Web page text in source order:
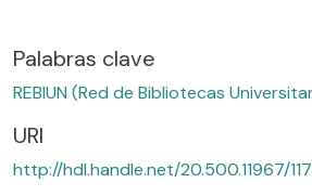
Palabras clave
REBIUN (Red de Bibliotecas
URI
http://hdl.handle.net/20.500.11967/